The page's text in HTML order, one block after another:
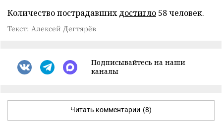
Количество пострадавшихдостигло 58 человек.
Текст: Алексей Дегтярёв
Подписывайтесь на наши
каналы
Читать комментарии (8)